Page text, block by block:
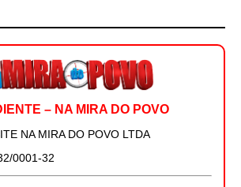
– NA MIRA DO POVO
NA MIRA DO POVO LTDA
0001-32